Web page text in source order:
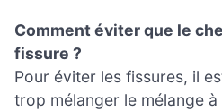
Comment éviter que le
fissure ?
Pour éviter les fissures, il
trop mélanger le mélange à